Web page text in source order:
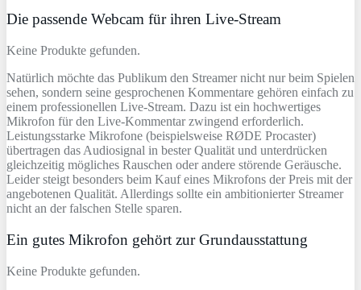
Die passende Webcam für ihren Live-Stream
Keine Produkte gefunden.
Natürlich möchte das Publikum den Streamer nicht nur beim Spielen
sehen, sondern seine gesprochenen Kommentare gehören einfach zu
einem professionellen Live-Stream. Dazu ist ein hochwertiges
Mikrofon für den Live-Kommentar zwingend erforderlich.
Leistungsstarke Mikrofone (beispielsweise RØDE Procaster)
übertragen das Audiosignal in bester Qualität und unterdrücken
gleichzeitig mögliches Rauschen oder andere störende Geräusche.
Leider steigt besonders beim Kauf eines Mikrofons der Preis mit der
angebotenen Qualität. Allerdings sollte ein ambitionierter Streamer
nicht an der falschen Stelle sparen.
Ein gutes Mikrofon gehört zur Grundausstattung
Keine Produkte gefunden.